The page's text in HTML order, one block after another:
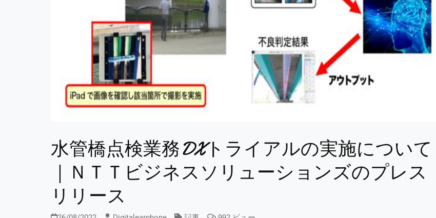
水管橋点検業務DXトライアルの実施について
｜ＮＴＴビジネスソリューションズのプレス
リリース